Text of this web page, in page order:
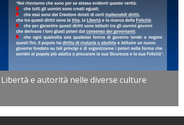
Libertà e autorità nelle diverse culture